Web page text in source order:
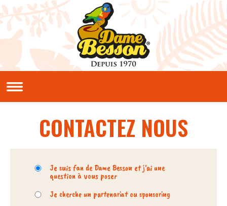
Aller au contenu principal
NOS PRODUITS
NOS RECETTES
Créoles
Classiques
CONTACTEZ NOUS
Motif *Je suis fan de Dame Besson et j'ai une
question à vous poser
Je cherche un partenariat ou sponsoring